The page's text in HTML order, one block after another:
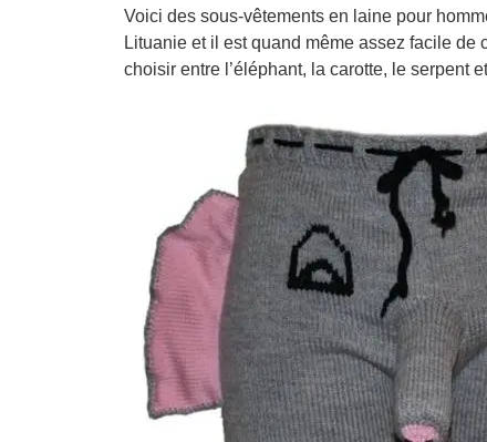
Voici des sous-vêtements en laine pour
Lituanie et il est quand même assez facile de
choisir entre l’éléphant, la carotte, le